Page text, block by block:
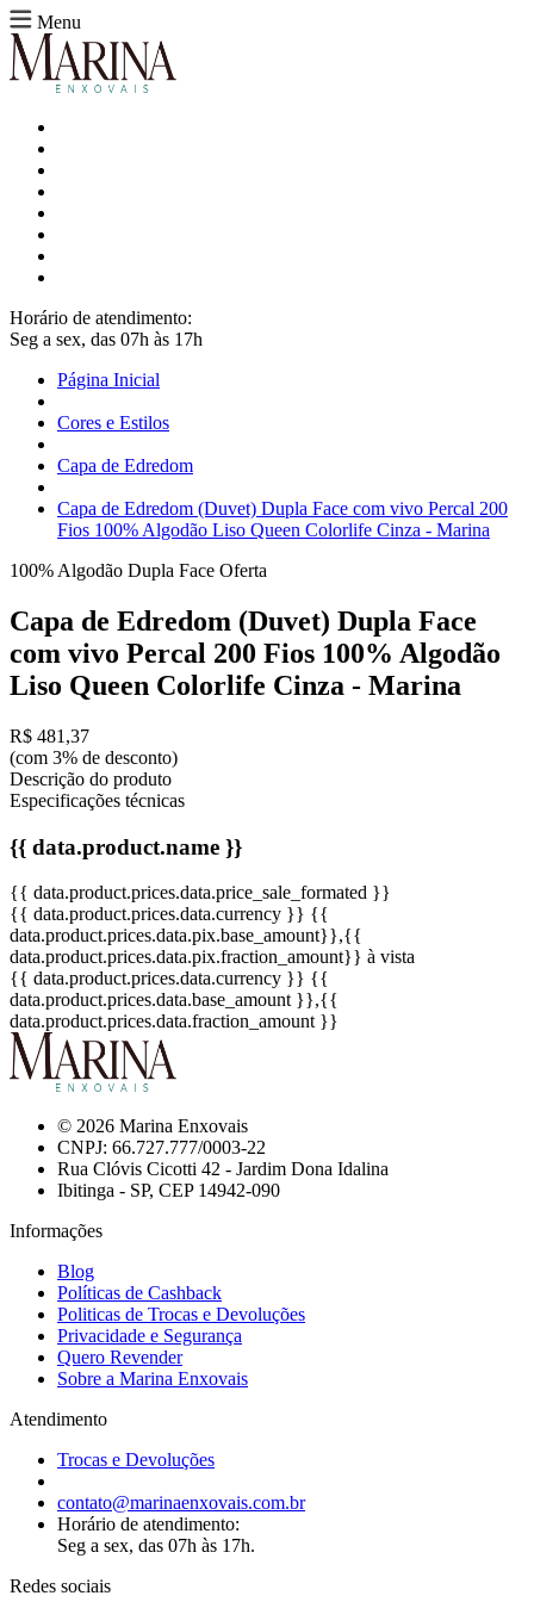
Menu
Horário de atendimento:
Seg a sex, das 07h às 17h
Página Inicial
Cores e Estilos
Capa de Edredom
Capa de Edredom (Duvet) Dupla Face com vivo Percal 200
Fios 100% Algodão Liso Queen Colorlife Cinza - Marina
100% Algodão Dupla Face Oferta
Capa de Edredom (Duvet) Dupla Face
com vivo Percal 200 Fios 100% Algodão
Liso Queen Colorlife Cinza - Marina
R$ 481,37
(com 3% de desconto)
Descrição do produto
Especificações técnicas
{{ data.product.name }}
{{ data.product.prices.data.price_sale_formated }}
{{ data.product.prices.data.currency }} {{
data.product.prices.data.pix.base_amount}},{{
data.product.prices.data.pix.fraction_amount}} à vista
{{ data.product.prices.data.currency }} {{
data.product.prices.data.base_amount }},{{
data.product.prices.data.fraction_amount }}
© 2026 Marina Enxovais
CNPJ: 66.727.777/0003-22
Rua Clóvis Cicotti 42 - Jardim Dona Idalina
Ibitinga - SP, CEP 14942-090
Informações
Blog
Políticas de Cashback
Politicas de Trocas e Devoluções
Privacidade e Segurança
Quero Revender
Sobre a Marina Enxovais
Atendimento
Trocas e Devoluções
contato@marinaenxovais.com.br
Horário de atendimento:
Seg a sex, das 07h às 17h.
Redes sociais